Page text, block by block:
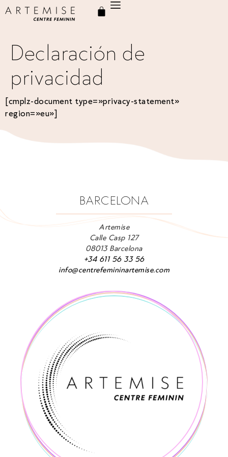
Declaración de
privacidad
[cmplz-document type=»privacy-statement»
region=»eu»]
BARCELONA
Artemise
Calle Casp 127
08013 Barcelona
+34 611 56 33 56
info@centrefemininartemise.com